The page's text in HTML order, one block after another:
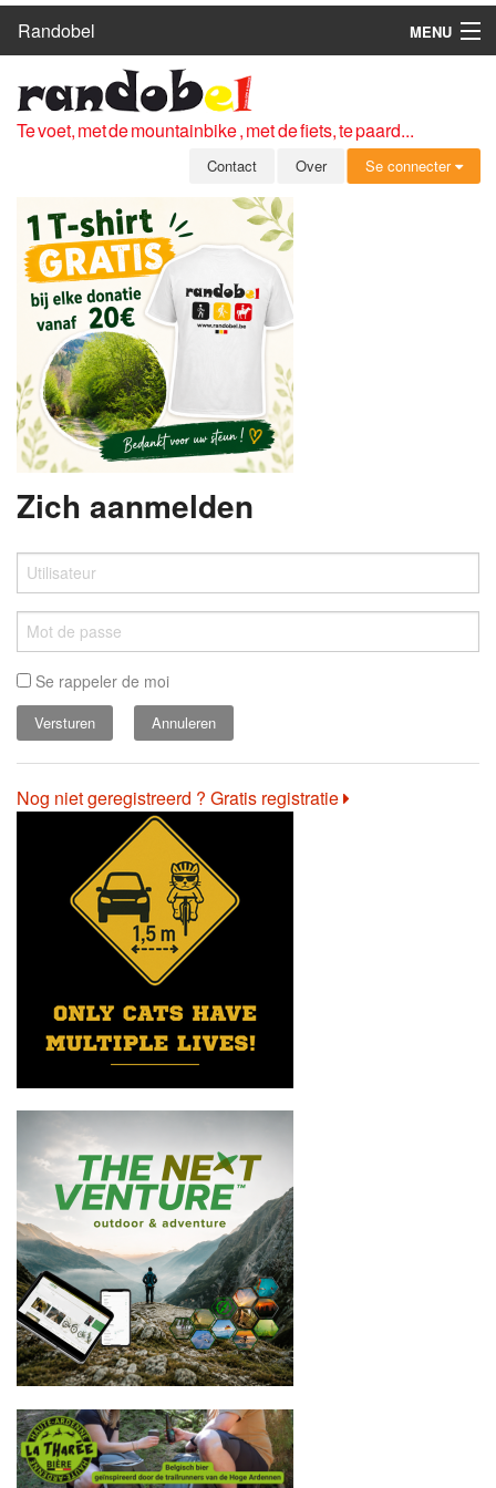
Randobel
MENU
ROUTES
CLUBS
OVER
LEDEN
ZICH AANMELDEN
GRATIS REGISTRATIE
WACHTWOORD VERGETEN
Te voet, met de mountainbike , met de fiets, te paard...
Contact Over Se connecter
Zich aanmelden
Se rappeler de moi
Annuleren
Nog niet geregistreerd ? Gratis registratie